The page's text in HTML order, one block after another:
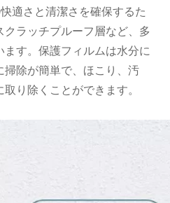
適さと清潔さを確保するた
ラッチプルーフ層など、多
す。保護フィルムは水分に
除が簡単で、ほこり、汚
り除くことができます。